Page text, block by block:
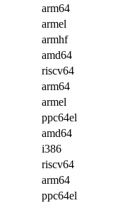
arm64
armel
armhf
amd64
riscv64
arm64
armel
ppc64el
amd64
i386
riscv64
arm64
ppc64el